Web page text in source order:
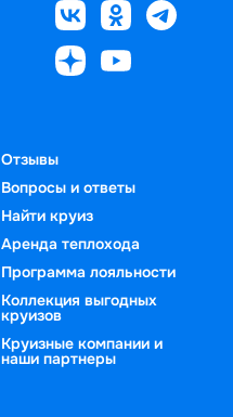
Отзывы
Вопросы и ответы
Найти круиз
Аренда теплохода
Программа лояльности
Коллекция выгодных
круизов
Круизные компании и
наши партнеры